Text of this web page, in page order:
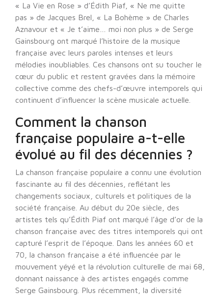
« La Vie en Rose » d’Édith Piaf, « Ne me quitte
pas » de Jacques Brel, « La Bohème » de Charles
Aznavour et « Je t’aime… moi non plus » de Serge
Gainsbourg ont marqué l’histoire de la musique
française avec leurs paroles intenses et leurs
mélodies inoubliables. Ces chansons ont su toucher le
cœur du public et restent gravées dans la mémoire
collective comme des chefs-d’œuvre intemporels qui
continuent d’influencer la scène musicale actuelle.
Comment la chanson
française populaire a-t-elle
évolué au fil des décennies ?
La chanson française populaire a connu une évolution
fascinante au fil des décennies, reflétant les
changements sociaux, culturels et politiques de la
société française. Au début du 20e siècle, des
artistes tels qu’Édith Piaf ont marqué l’âge d’or de la
chanson française avec des titres intemporels qui ont
capturé l’esprit de l’époque. Dans les années 60 et
70, la chanson française a été influencée par le
mouvement yéyé et la révolution culturelle de mai 68,
donnant naissance à des artistes engagés comme
Serge Gainsbourg. Plus récemment, la diversité